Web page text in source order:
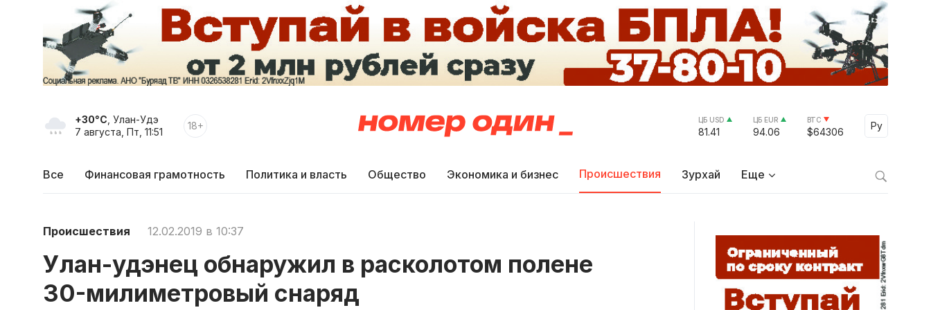
+30°C , Улан-Удэ
7 августа, Пт, 11:51
18+ ЦБ USD
81.41
ЦБ EUR
94.06
BTC
$64306
Ру
Select
Все Финансовая грамотность Политика и власть Общество Экономика и бизнес Происшествия Зурхай Еще
Происшествия 12.02.2019 в 10:37
Улан-удэнец обнаружил в расколотом полене
30-милиметровый снаряд